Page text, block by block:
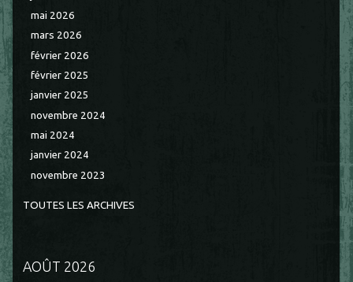
mai 2026
mars 2026
février 2026
février 2025
janvier 2025
novembre 2024
mai 2024
janvier 2024
novembre 2023
TOUTES LES ARCHIVES
AOÛT 2026